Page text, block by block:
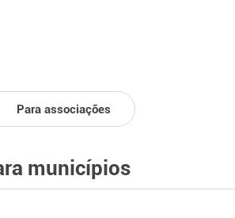
Para associações
municípios